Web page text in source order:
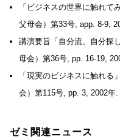
「ビジネスの世界に触れ
父母会）第33号, app. 8-9,
講演要旨「自分流、自分探
母会）第36号, pp. 16-19,
「現実のビジネスに触れ
会）第115号, pp. 3, 2002年.
ゼミ関連ニュース